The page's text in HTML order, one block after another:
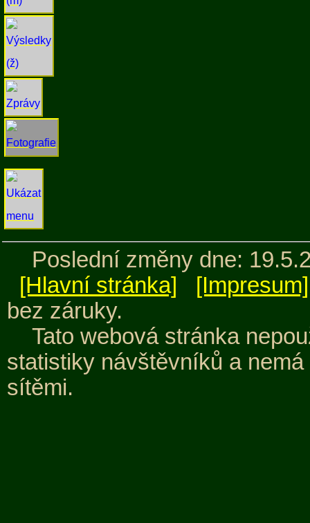
Poslední změny dne:
[Hlavní stránka]
[Impresum]
bez záruky.
Tato webová stránka
statistiky návštěvníků a
sítěmi.